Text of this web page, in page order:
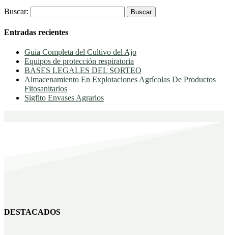
Buscar:
Entradas recientes
Guia Completa del Cultivo del Ajo
Equipos de protección respiratoria
BASES LEGALES DEL SORTEO
Almacenamiento En Explotaciones Agrícolas De Productos
Fitosanitarios
Sigfito Envases Agrarios
DESTACADOS